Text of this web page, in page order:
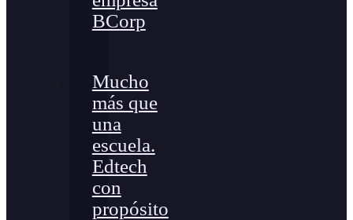
BCorp
Mucho
más que
una
escuela.
Edtech
con
propósito